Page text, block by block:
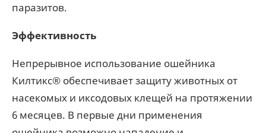
паразитов.
Эффективность
Непрерывное использование ошейника
Килтикс® обеспечивает защиту животных от
насекомых и иксодовых клещей на протяжении
6 месяцев. В первые дни применения